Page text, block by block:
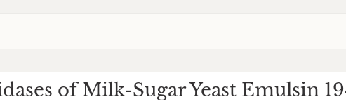
of Milk-Sugar Yeast Emulsin